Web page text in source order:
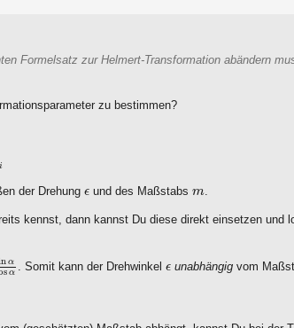
Formelsatz zur Helmert-Transformation abändern
zu bestimmen?
der Drehung ϵ
ϵund des Maßstabs m
m.
kennst, dann kannst Du diese direkt einsetzen und
α
α
cos
. Somit kann der Drehwinkel ϵ
ϵ unabhängigvom